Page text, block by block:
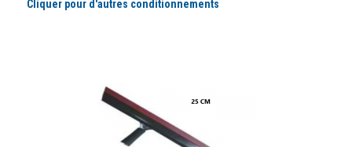
Cliquer pour d'autres conditionnements